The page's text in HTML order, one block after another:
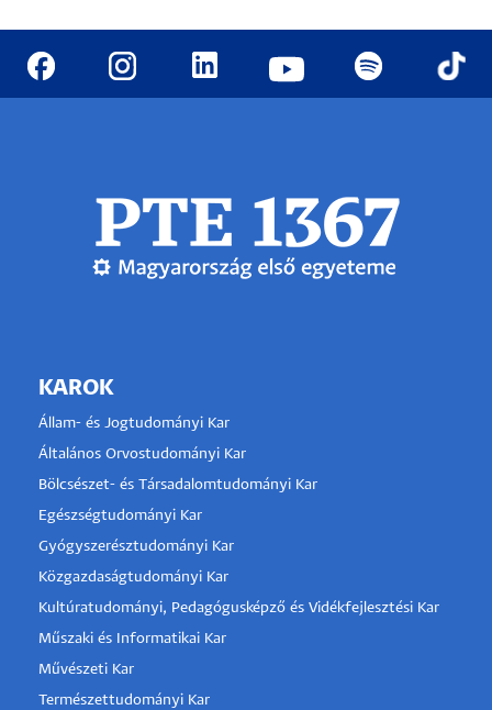
KAROK
Állam- és Jogtudományi Kar
Általános Orvostudományi Kar
Bölcsészet- és Társadalomtudományi Kar
Egészségtudományi Kar
Gyógyszerésztudományi Kar
Közgazdaságtudományi Kar
Kultúratudományi, Pedagógusképző és Vidékfejlesztési Kar
Műszaki és Informatikai Kar
Művészeti Kar
Természettudományi Kar